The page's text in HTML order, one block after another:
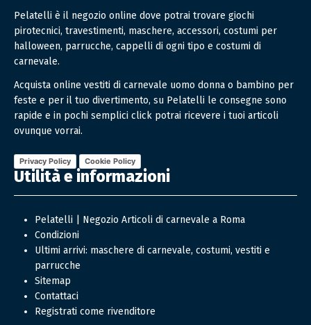
Pelatelli è il negozio online dove potrai trovare giochi
pirotecnici, travestimenti, maschere, accessori, costumi per
halloween, parrucche, cappelli di ogni tipo e costumi di
carnevale.
Acquista online vestiti di carnevale uomo donna o bambino per
feste e per il tuo divertimento, su Pelatelli le consegne sono
rapide e in pochi semplici click potrai ricevere i tuoi articoli
ovunque vorrai.
Privacy Policy Cookie Policy
Utilità e informazioni
Pelatelli | Negozio Articoli di carnevale a Roma
Condizioni
Ultimi arrivi: maschere di carnevale, costumi, vestiti e
parrucche
Sitemap
Contattaci
Registrati come rivenditore